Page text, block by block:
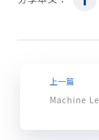
上一篇